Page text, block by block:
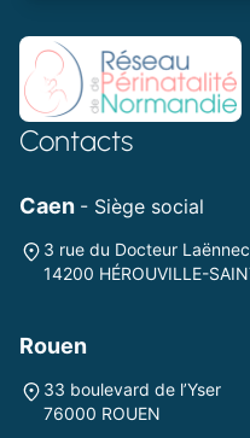
Contacts
Caen - Siège social
3 rue du Docteur Laënnec
14200 HÉROUVILLE-
Rouen
33 boulevard de l’Yser
76000 ROUEN